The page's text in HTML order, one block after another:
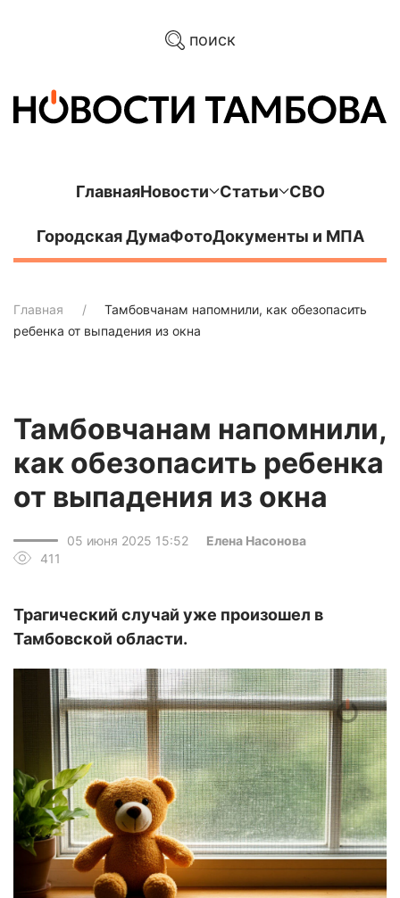
поиск
ГлавнаяНовости Статьи СВО
Городская ДумаФотоДокументы и МПА
Главная
Тамбовчанам напомнили, как обезопасить
ребенка от выпадения из окна
Тамбовчанам напомнили,
как обезопасить ребенка
от выпадения из окна
05 июня 2025 15:52
Елена Насонова
411
Трагический случай уже произошел в
Тамбовской области.